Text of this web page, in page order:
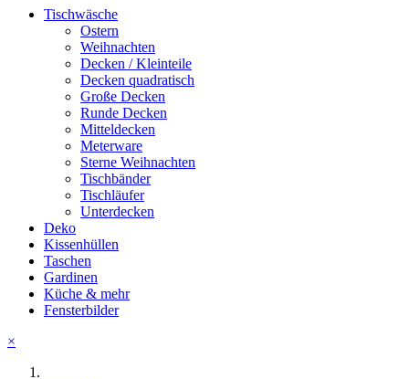
Tischwäsche
Ostern
Weihnachten
Decken / Kleinteile
Decken quadratisch
Große Decken
Runde Decken
Mitteldecken
Meterware
Sterne Weihnachten
Tischbänder
Tischläufer
Unterdecken
Deko
Kissenhüllen
Taschen
Gardinen
Küche & mehr
Fensterbilder
×